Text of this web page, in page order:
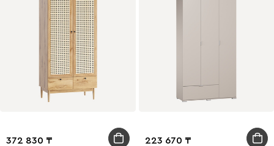
372 830 223 670